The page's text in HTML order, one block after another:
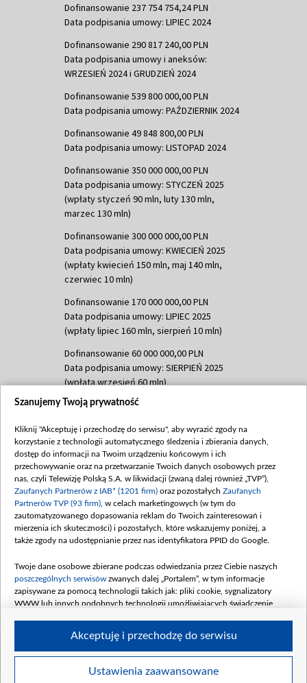
Dofinansowanie 237 754 754,24 PLN
Data podpisania umowy: LIPIEC 2024
Dofinansowanie 290 817 240,00 PLN
Data podpisania umowy i aneksów:
WRZESIEŃ 2024 i GRUDZIEŃ 2024
Dofinansowanie 539 800 000,00 PLN
Data podpisania umowy: PAŹDZIERNIK 2024
Dofinansowanie 49 848 800,00 PLN
Data podpisania umowy: LISTOPAD 2024
Dofinansowanie 350 000 000,00 PLN
Data podpisania umowy: STYCZEŃ 2025
(wpłaty styczeń 90 mln, luty 130 mln,
marzec 130 mln)
Dofinansowanie 300 000 000,00 PLN
Data podpisania umowy: KWIECIEŃ 2025
(wpłaty kwiecień 150 mln, maj 140 mln,
czerwiec 10 mln)
Dofinansowanie 170 000 000,00 PLN
Data podpisania umowy: LIPIEC 2025
(wpłaty lipiec 160 mln, sierpień 10 mln)
Dofinansowanie 60 000 000,00 PLN
Data podpisania umowy: SIERPIEŃ 2025
(wpłata wrzesień 60 mln)
Dofinansowanie 635 783 051,21 PLN
(wpłata wrzesień 100 mln, październik 350
mln, listopad 265 mln)
Dofinansowanie 48 862 000,00 PLN
Data podpisania umowy: GRUDZIEŃ 2025
(wpłata grudzień 60,548 mln)
Dofinansowanie 900 000 000,00 PLN
Data podpisania umowy: LUTY 2026 (wpłata
kwiecień 180 mln, 7 maja 180 mln, 8
czerwca 90 mln)
Dofinansowanie 250 000 000,00 PLN
4 sierpnia 250 mln
Szanujemy Twoją prywatność
Kliknij "Akceptuję i przechodzę do serwisu", aby wyrazić zgody na
korzystanie z technologii automatycznego śledzenia i zbierania danych,
dostęp do informacji na Twoim urządzeniu końcowym i ich
przechowywanie oraz na przetwarzanie Twoich danych osobowych przez
nas, czyli Telewizję Polską S.A. w likwidacji (zwaną dalej również „TVP”),
Zaufanych Partnerów z IAB* (1201 firm) oraz pozostałych Zaufanych
Partnerów TVP (93 firm) , w celach marketingowych (w tym do
zautomatyzowanego dopasowania reklam do Twoich zainteresowań i
mierzenia ich skuteczności) i pozostałych, które wskazujemy poniżej, a
także zgody na udostępnianie przez nas identyfikatora PPID do Google.
Twoje dane osobowe zbierane podczas odwiedzania przez Ciebie naszych
poszczególnych serwisów zwanych dalej „Portalem”, w tym informacje
zapisywane za pomocą technologii takich jak: pliki cookie, sygnalizatory
WWW lub innych podobnych technologii umożliwiających świadczenie
Twoje dane osobowe zbierane podczas odwiedzania przez Ciebie
Ustawienia zaawansowane
Akceptuję i przechodzę do serwisu